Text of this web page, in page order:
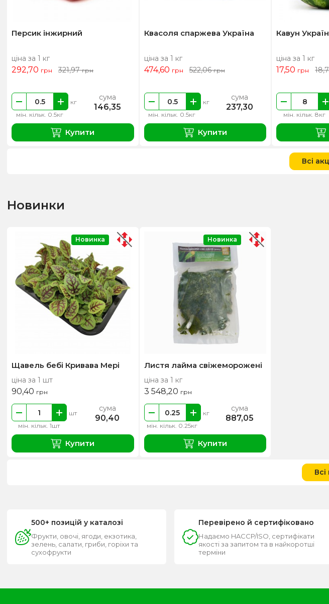
Персик інжирний
ціна за 1 кг
292,70 грн 321,97грн
мін. кільк. 0.5кг
кг сума
146,35
Купити
Квасоля спаржева Україна
ціна за 1 кг
474,60 грн 522,06грн
мін. кільк. 0.5кг
кг сума
237,30
Купити
Кавун
ціна за 1 кг
17,50 грн
мін. кільк. 8кг
Всі
Новинки
Щавель бебі Кривава Мері
ціна за 1 шт
90,40 грн
мін. кільк. 1шт
шт сума
90,40
Купити
Новинка
Листя лайма свіжеморожені
ціна за 1 кг
3 548,20 грн
мін. кільк. 0.25кг
кг сума
887,05
Купити
Новинка
500+ позицій у каталозі
Фрукти, овочі, ягоди, екзотика,
зелень, салати, гриби, горіхи та
сухофрукти
Перевірено й сертифіковано
Надаємо HACCP/ISO, сертифікати
якості за запитом та в найкоротші
терміни